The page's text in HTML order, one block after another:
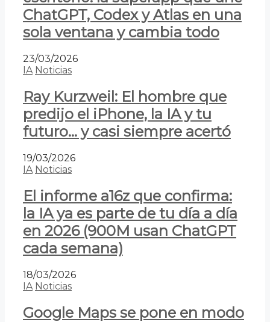
ChatGPT, Codex y Atlas en una
sola ventana y cambia todo
23/03/2026
IA Noticias
Ray Kurzweil: El hombre que
predijo el iPhone, la IA y tu
futuro… y casi siempre acertó
19/03/2026
IA Noticias
El informe a16z que confirma:
la IA ya es parte de tu día a día
en 2026 (900M usan ChatGPT
cada semana)
18/03/2026
IA Noticias
Google Maps se pone en modo